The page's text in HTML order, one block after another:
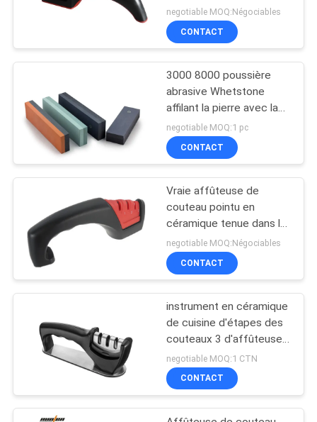
LES
AFFAIRES
DEMANDEZ
UN
DEVIS
PLAN
SITE
PRIVACY
POLICY
de couteau pointu facile
pour le cadeau de Noël
negotiable MOQ:Négociables
CONTACT
3000 8000 poussière
abrasive Whetstone
affilant la pierre avec la
base en bambou pour les
couteaux émoussés
negotiable MOQ:1 pc
CONTACT
Vraie affûteuse de
couteau pointu en
céramique tenue dans la
main de Rod pour des
outils de jardin, lame
affilant des outils
negotiable MOQ:Négociables
CONTACT
instrument en céramique
de cuisine d'étapes des
couteaux 3 d'affûteuse
de couteau d'ensemble
de couteau de cuisine
negotiable MOQ:1 CTN
CONTACT